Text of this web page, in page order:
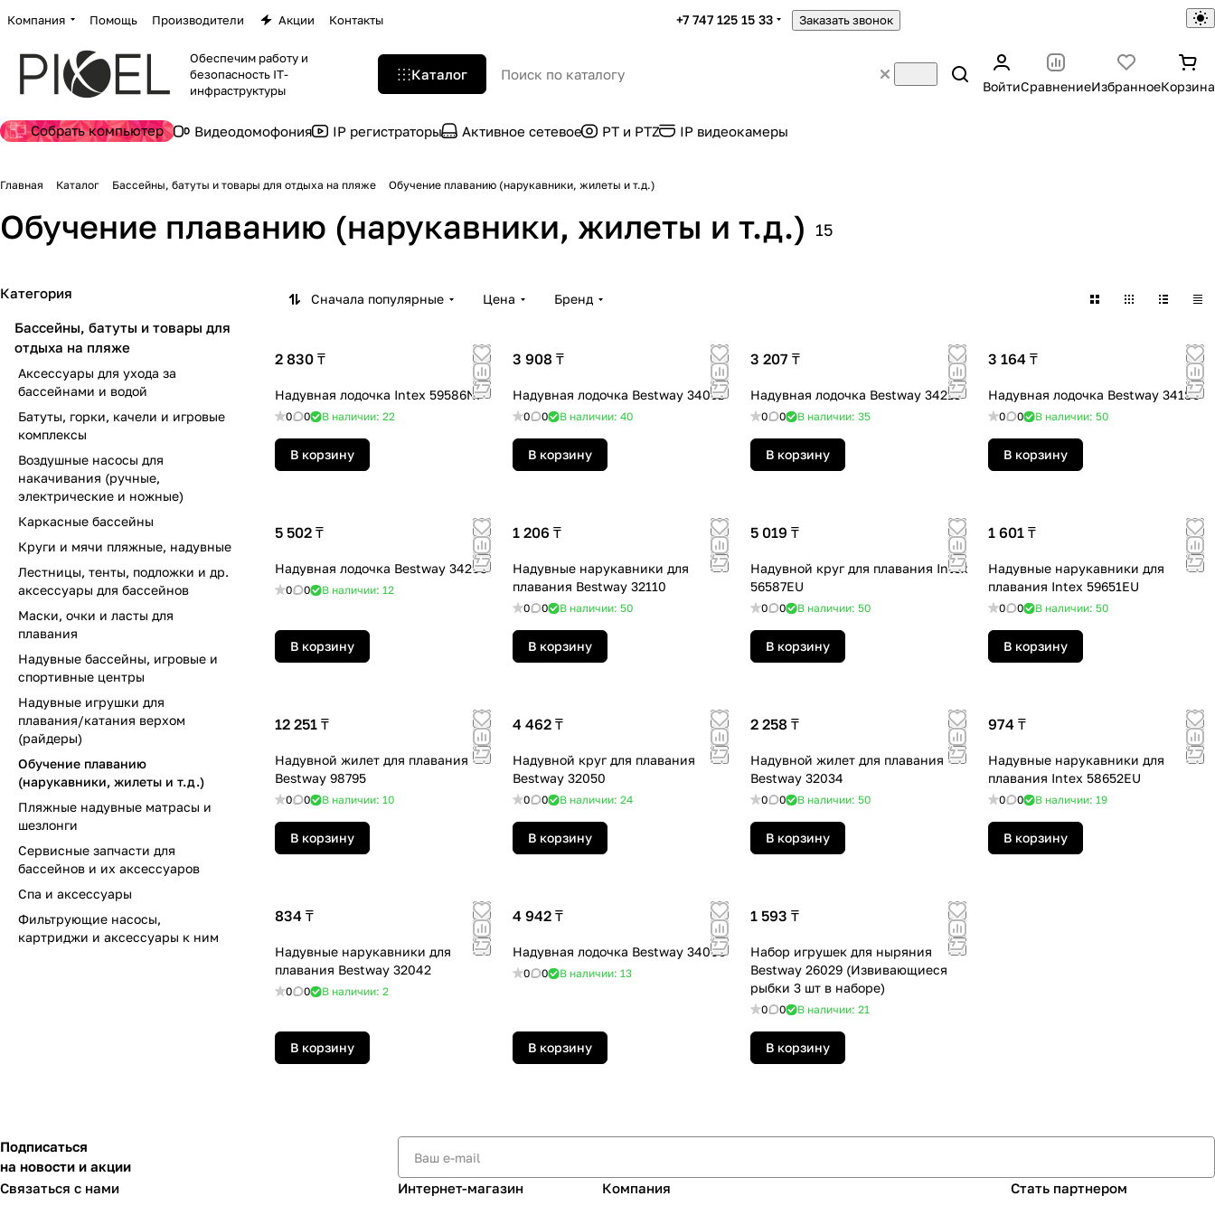
Компания Помощь Производители Акции Контакты +7 747 125 15 33 Заказать звонок
Обеспечим работу и
безопасность IT-
инфраструктуры
Каталог
ВойтиСравнениеИзбранноеКорзина
Собрать компьютер Видеодомофония IP регистраторы Активное сетевое PT и PTZ IP видеокамеры
Главная Каталог Бассейны, батуты и товары для отдыха на пляже Обучение плаванию (нарукавники, жилеты и т.д.)
Обучение плаванию (нарукавники, жилеты и т.д.) 15
Сначала популярные Цена Бренд
2 830 ₸
Надувная лодочка Intex 59586NP
0 0 В наличии: 22
В корзину
3 908 ₸
Надувная лодочка Bestway 34091
0 0 В наличии: 40
В корзину
3 207 ₸
Надувная лодочка Bestway 34213
0 0 В наличии: 35
В корзину
3 164 ₸
Надувная лодочка Bestway 34180
0 0 В наличии: 50
В корзину
5 502 ₸
Надувная лодочка Bestway 34203
0 0 В наличии: 12
В корзину
1 206 ₸
Надувные нарукавники для
плавания Bestway 32110
0 0 В наличии: 50
В корзину
5 019 ₸
Надувной круг для плавания Intex
56587EU
0 0 В наличии: 50
В корзину
1 601 ₸
Надувные нарукавники для
плавания Intex 59651EU
0 0 В наличии: 50
В корзину
12 251 ₸
Надувной жилет для плавания
Bestway 98795
0 0 В наличии: 10
В корзину
4 462 ₸
Надувной круг для плавания
Bestway 32050
0 0 В наличии: 24
В корзину
2 258 ₸
Надувной жилет для плавания
Bestway 32034
0 0 В наличии: 50
В корзину
974 ₸
Надувные нарукавники для
плавания Intex 58652EU
0 0 В наличии: 19
В корзину
834 ₸
Надувные нарукавники для
плавания Bestway 32042
0 0 В наличии: 2
В корзину
4 942 ₸
Надувная лодочка Bestway 34009
0 0 В наличии: 13
В корзину
1 593 ₸
Набор игрушек для ныряния
Bestway 26029 (Извивающиеся
рыбки 3 шт в наборе)
0 0 В наличии: 21
В корзину
Категория
Бассейны, батуты и товары для
отдыха на пляже
Аксессуары для ухода за
бассейнами и водой
Батуты, горки, качели и игровые
комплексы
Воздушные насосы для
накачивания (ручные,
электрические и ножные)
Каркасные бассейны
Круги и мячи пляжные, надувные
Лестницы, тенты, подложки и др.
аксессуары для бассейнов
Маски, очки и ласты для
плавания
Надувные бассейны, игровые и
спортивные центры
Надувные игрушки для
плавания/катания верхом
(райдеры)
Обучение плаванию
(нарукавники, жилеты и т.д.)
Пляжные надувные матрасы и
шезлонги
Сервисные запчасти для
бассейнов и их аксессуаров
Спа и аксессуары
Фильтрующие насосы,
картриджи и аксессуары к ним
Подписаться
на новости и акции
Связаться с нами
Интернет-магазин Компания Стать партнером